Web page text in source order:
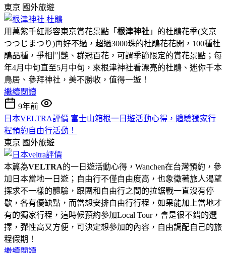
東京 國外旅遊
用萬紫千紅形容東京賞花景點「 根津神社 」的杜鵑花季(文京
つつじまつり)再好不過，超過3000珠的杜鵑花花開，100種杜
鵑品種，爭相鬥艷、群冠百花，可謂季節限定的賞花景點；每
年4月中旬直至5月中旬，來根津神社看漂亮的杜鵑、迷你千本
鳥居、參拜神社，美不勝收，值得一遊！
繼續閱讀
9年前
日本VELTRA評價 富士山箱根一日遊活動心得，體驗獨家行
程預約自由行活動！
東京 國外旅遊
本篇為VELTRA的一日遊活動心得，Wanchen在台灣預約，參
加日本當地一日遊；自由行不僅自由度高，也象徵著旅人渴望
探求不一樣的體驗，跟團和自由行之間的拉鋸戰一直沒有停
歇，各有優缺點，而當想安排自由行行程，如果能加上當地才
有的獨家行程，這時候預約參加Local Tour，會是很不錯的選
擇，彈性高又方便，可決定想參加的內容，自由調配自己的旅
程假期！
繼續閱讀